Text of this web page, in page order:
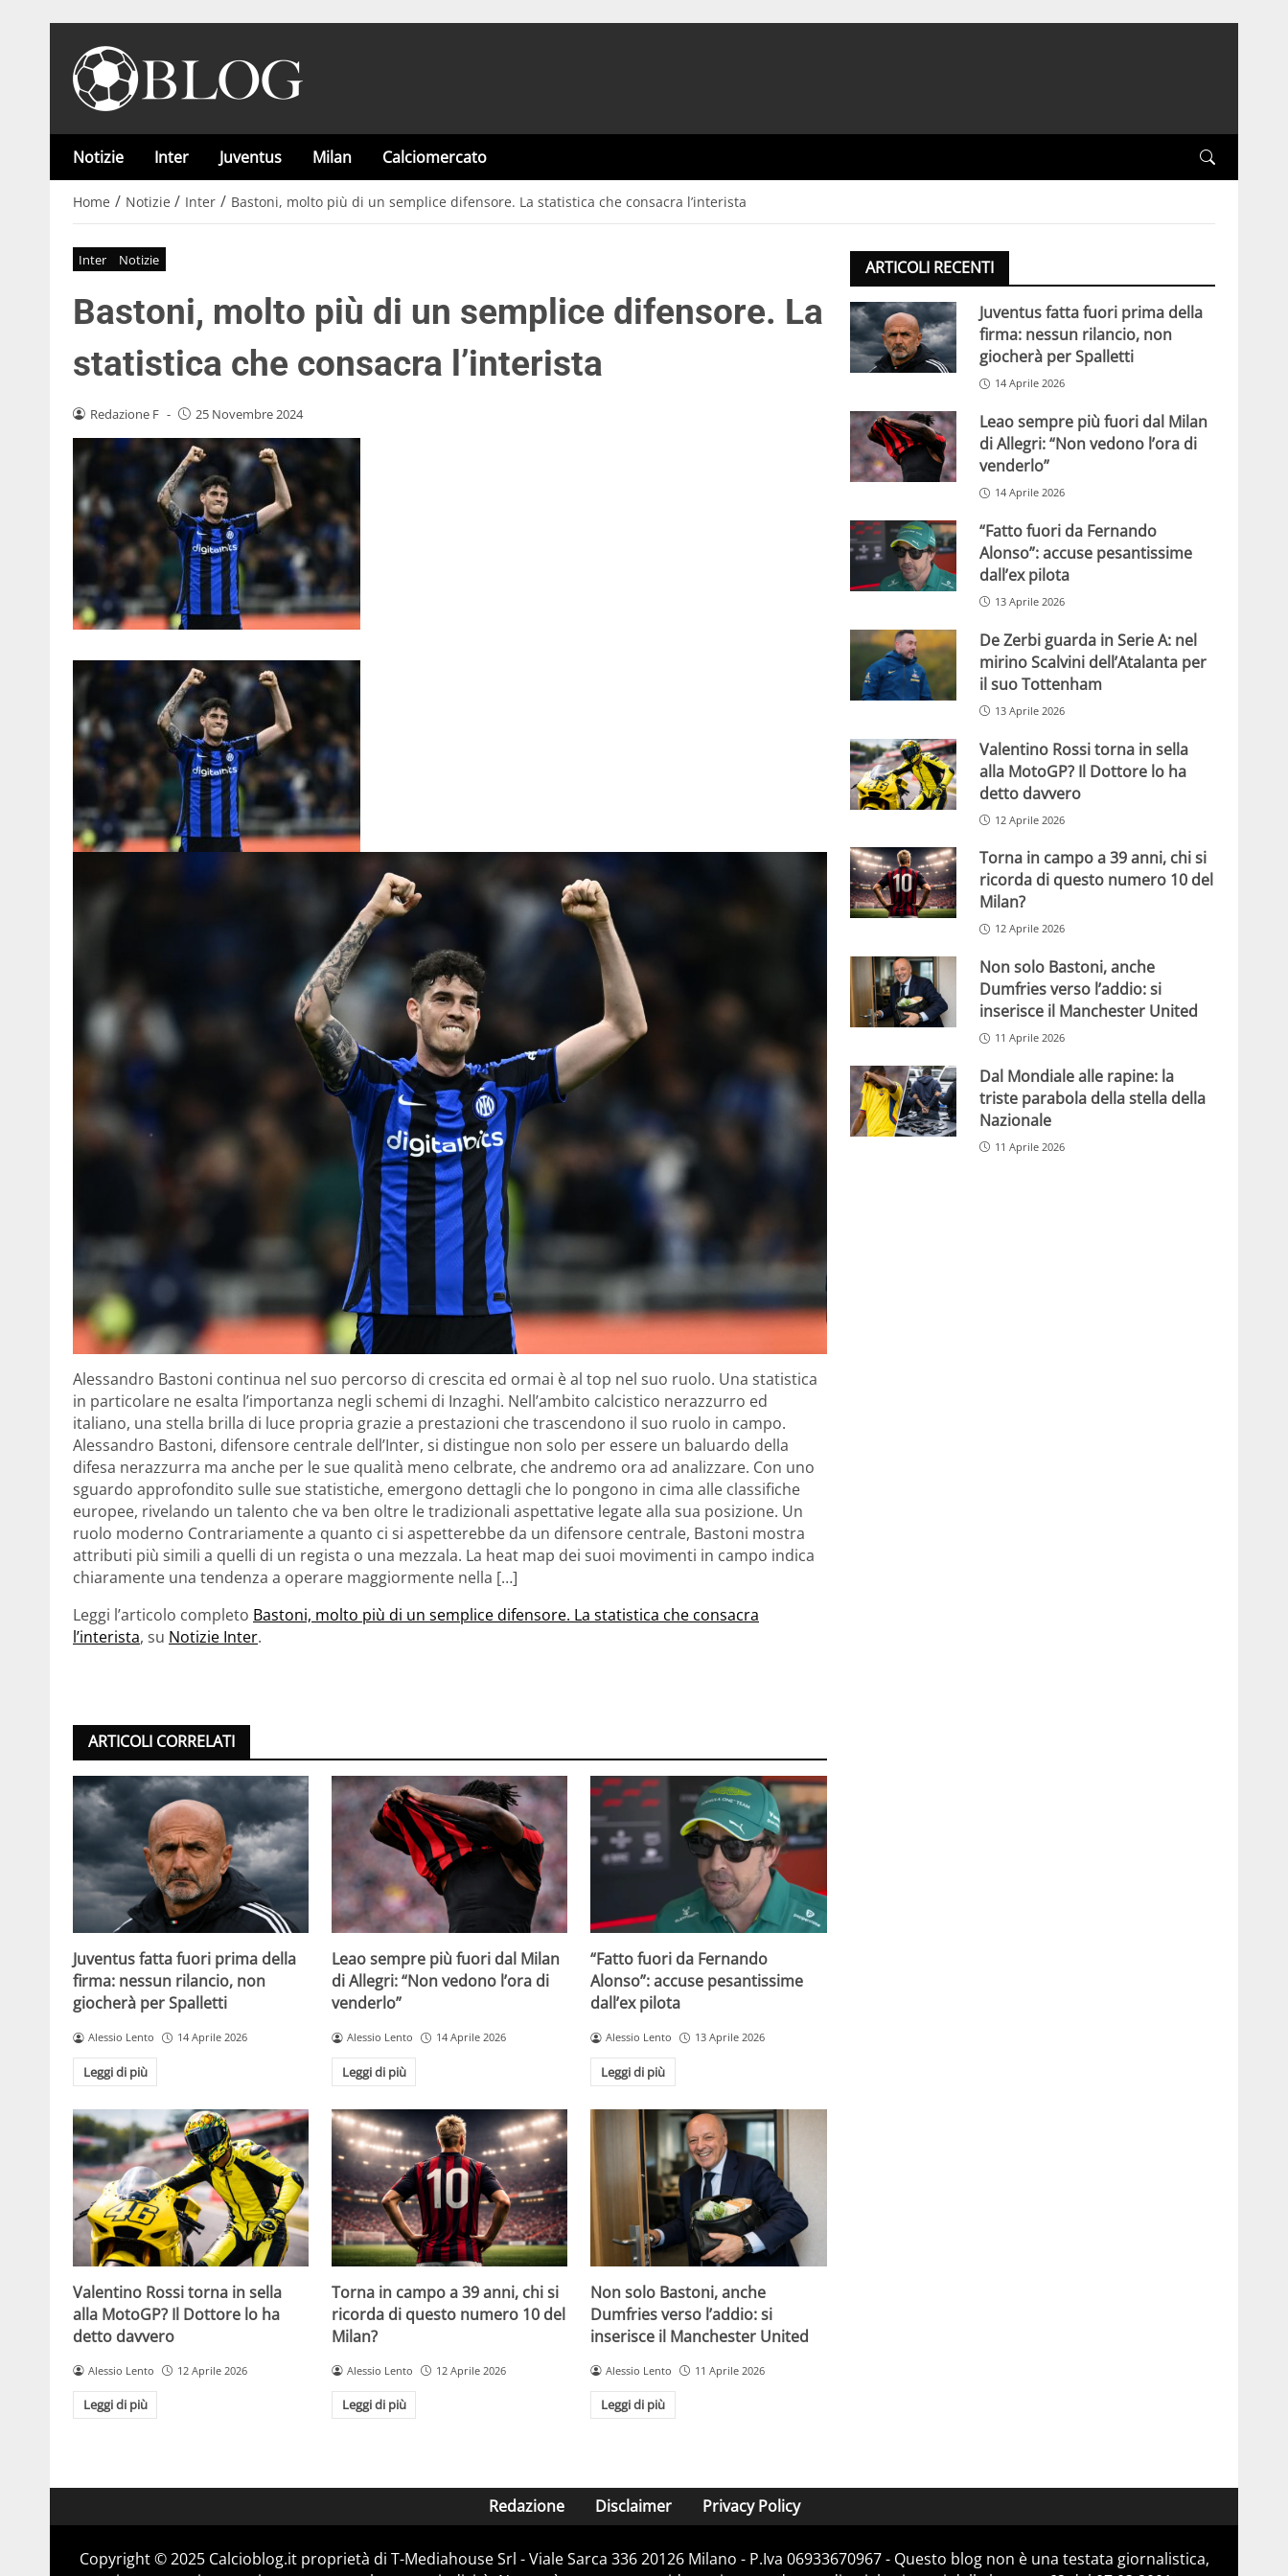
Notizie Inter Juventus Milan Calciomercato
Home / Notizie / Inter / Bastoni, molto più di un semplice difensore. La statistica che consacra l’interista
Inter Notizie
Bastoni, molto più di un semplice difensore. La
statistica che consacra l’interista
Redazione F - 25 Novembre 2024
Alessandro Bastoni continua nel suo percorso di crescita ed ormai è al top nel suo ruolo. Una statistica
in particolare ne esalta l’importanza negli schemi di Inzaghi. Nell’ambito calcistico nerazzurro ed
italiano, una stella brilla di luce propria grazie a prestazioni che trascendono il suo ruolo in campo.
Alessandro Bastoni, difensore centrale dell’Inter, si distingue non solo per essere un baluardo della
difesa nerazzurra ma anche per le sue qualità meno celbrate, che andremo ora ad analizzare. Con uno
sguardo approfondito sulle sue statistiche, emergono dettagli che lo pongono in cima alle classifiche
europee, rivelando un talento che va ben oltre le tradizionali aspettative legate alla sua posizione. Un
ruolo moderno Contrariamente a quanto ci si aspetterebbe da un difensore centrale, Bastoni mostra
attributi più simili a quelli di un regista o una mezzala. La heat map dei suoi movimenti in campo indica
chiaramente una tendenza a operare maggiormente nella […]
Leggi l’articolo completo Bastoni, molto più di un semplice difensore. La statistica che consacra
l’interista, su Notizie Inter.
ARTICOLI CORRELATI
Juventus fatta fuori prima della
firma: nessun rilancio, non
giocherà per Spalletti
Alessio Lento 14 Aprile 2026
Leggi di più
Leao sempre più fuori dal Milan
di Allegri: “Non vedono l’ora di
venderlo”
Alessio Lento 14 Aprile 2026
Leggi di più
“Fatto fuori da Fernando
Alonso”: accuse pesantissime
dall’ex pilota
Alessio Lento 13 Aprile 2026
Leggi di più
Valentino Rossi torna in sella
alla MotoGP? Il Dottore lo ha
detto davvero
Alessio Lento 12 Aprile 2026
Leggi di più
Torna in campo a 39 anni, chi si
ricorda di questo numero 10 del
Milan?
Alessio Lento 12 Aprile 2026
Leggi di più
Non solo Bastoni, anche
Dumfries verso l’addio: si
inserisce il Manchester United
Alessio Lento 11 Aprile 2026
Leggi di più
ARTICOLI RECENTI
Juventus fatta fuori prima della
firma: nessun rilancio, non
giocherà per Spalletti
14 Aprile 2026
Leao sempre più fuori dal Milan
di Allegri: “Non vedono l’ora di
venderlo”
14 Aprile 2026
“Fatto fuori da Fernando
Alonso”: accuse pesantissime
dall’ex pilota
13 Aprile 2026
De Zerbi guarda in Serie A: nel
mirino Scalvini dell’Atalanta per
il suo Tottenham
13 Aprile 2026
Valentino Rossi torna in sella
alla MotoGP? Il Dottore lo ha
detto davvero
12 Aprile 2026
Torna in campo a 39 anni, chi si
ricorda di questo numero 10 del
Milan?
12 Aprile 2026
Non solo Bastoni, anche
Dumfries verso l’addio: si
inserisce il Manchester United
11 Aprile 2026
Dal Mondiale alle rapine: la
triste parabola della stella della
Nazionale
11 Aprile 2026
Redazione Disclaimer Privacy Policy
Copyright © 2025 Calcioblog.it proprietà di T-Mediahouse Srl - Viale Sarca 336 20126 Milano - P.Iva 06933670967 - Questo blog non è una testata giornalistica,